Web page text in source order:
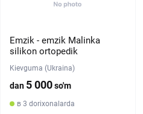
Emzik - emzik Malinka
silikon ortopedik
Kievguma (Ukraina)
dan 5 000so'm
в 3 dorixonalarda